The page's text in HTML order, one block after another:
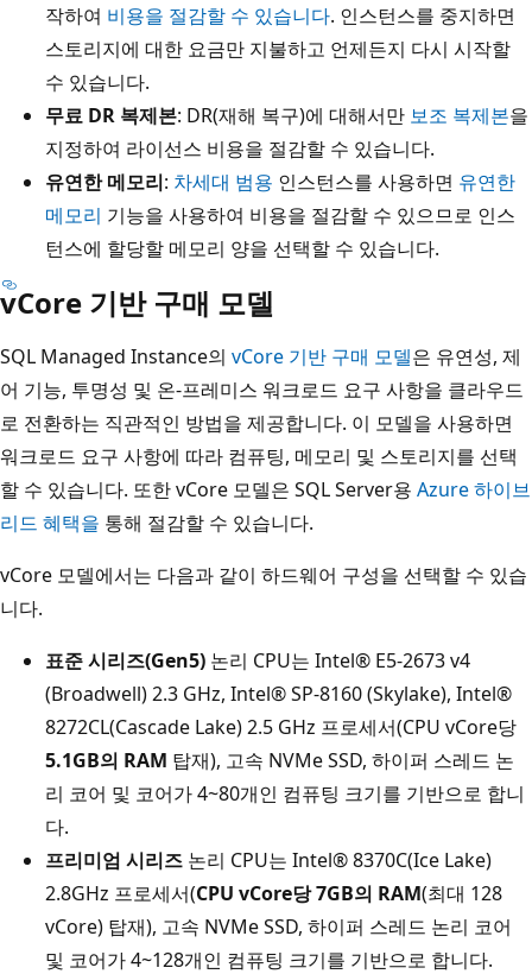
작하여 비용을 절감할 수 있습니다. 인스턴스를 중지하면
스토리지에 대한 요금만 지불하고 언제든지 다시 시작할
수 있습니다.
무료 DR 복제본: DR(재해 복구)에 대해서만 보조 복제본을
지정하여 라이선스 비용을 절감할 수 있습니다.
유연한 메모리: 차세대 범용 인스턴스를 사용하면 유연한
메모리 기능을 사용하여 비용을 절감할 수 있으므로 인스
턴스에 할당할 메모리 양을 선택할 수 있습니다.
vCore 기반 구매 모델
SQL Managed Instance의 vCore 기반 구매 모델은 유연성, 제
어 기능, 투명성 및 온-프레미스 워크로드 요구 사항을 클라우드
로 전환하는 직관적인 방법을 제공합니다. 이 모델을 사용하면
워크로드 요구 사항에 따라 컴퓨팅, 메모리 및 스토리지를 선택
할 수 있습니다. 또한 vCore 모델은 SQL Server용 Azure 하이브
리드 혜택을 통해 절감할 수 있습니다.
vCore 모델에서는 다음과 같이 하드웨어 구성을 선택할 수 있습
니다.
표준 시리즈(Gen5) 논리 CPU는 Intel® E5-2673 v4
(Broadwell) 2.3 GHz, Intel® SP-8160 (Skylake), Intel®
8272CL(Cascade Lake) 2.5 GHz 프로세서(CPU vCore당
5.1GB의 RAM 탑재), 고속 NVMe SSD, 하이퍼 스레드 논
리 코어 및 코어가 4~80개인 컴퓨팅 크기를 기반으로 합니
다.
프리미엄 시리즈 논리 CPU는 Intel® 8370C(Ice Lake)
2.8GHz 프로세서(CPU vCore당 7GB의 RAM(최대 128
vCore) 탑재), 고속 NVMe SSD, 하이퍼 스레드 논리 코어
및 코어가 4~128개인 컴퓨팅 크기를 기반으로 합니다.